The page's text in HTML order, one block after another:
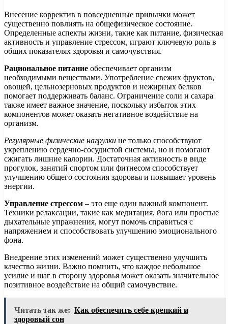
Внесение корректив в повседневные привычки может
существенно повлиять на общефизическое состояние.
Определенные аспекты жизни, такие как питание, физическая
активность и управление стрессом, играют ключевую роль в
общих показателях здоровья и самочувствия.
Рациональное питание обеспечивает организм
необходимыми веществами. Употребление свежих фруктов,
овощей, цельнозерновых продуктов и нежирных белков
помогает поддерживать баланс. Ограничение соли и сахара
также имеет важное значение, поскольку избыток этих
компонентов может оказать негативное воздействие на
организм.
Регулярные физические нагрузки не только способствуют
укреплению сердечно-сосудистой системы, но и помогают
сжигать лишние калории. Достаточная активность в виде
прогулок, занятий спортом или фитнесом способствует
улучшению общего состояния здоровья и повышает уровень
энергии.
Управление стрессом – это еще один важный компонент.
Техники релаксации, такие как медитация, йога или простые
дыхательные упражнения, могут помочь справиться с
напряжением и способствовать улучшению эмоционального
фона.
Внедрение этих изменений может существенно улучшить
качество жизни. Важно помнить, что каждое небольшое
усилие и шаг в сторону здоровья может оказать значительное
позитивное воздействие на общий самочувствие.
Читать так же: Как обеспечить себе крепкий и
здоровый сон